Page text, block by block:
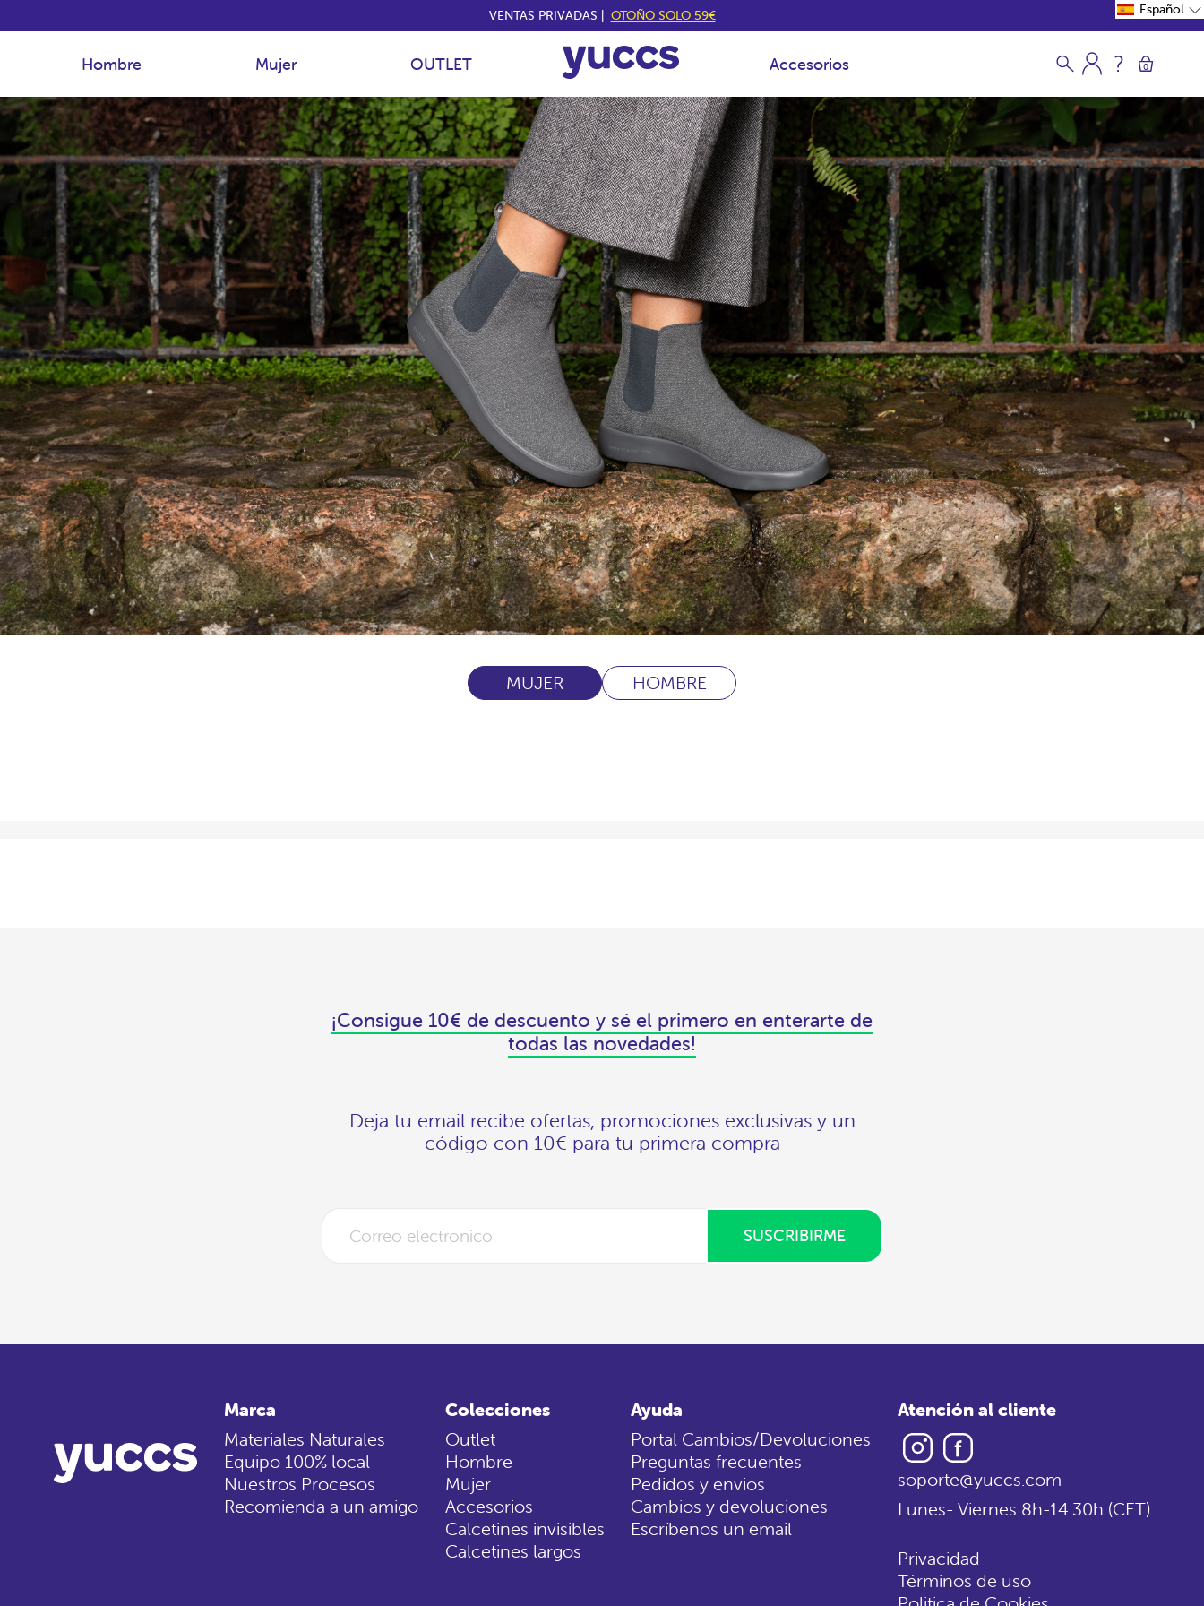
VENTAS PRIVADAS | OTOÑO SOLO 59€
Hombre Mujer OUTLET Accesorios 0
MUJER HOMBRE
¡Consigue 10€ de descuento y sé el primero en enterarte de
todas las novedades!
Deja tu email recibe ofertas, promociones exclusivas y un
código con 10€ para tu primera compra
SUSCRIBIRME
Marca
Materiales Naturales
Equipo 100% local
Nuestros Procesos
Recomienda a un amigo
Colecciones
Outlet
Hombre
Mujer
Accesorios
Calcetines invisibles
Calcetines largos
Ayuda
Portal Cambios/Devoluciones
Preguntas frecuentes
Pedidos y envios
Cambios y devoluciones
Escríbenos un email
Atención al cliente
Instagram
soporte@yuccs.com
Lunes- Viernes 8h-14:30h (CET)
Privacidad
Términos de uso
Español